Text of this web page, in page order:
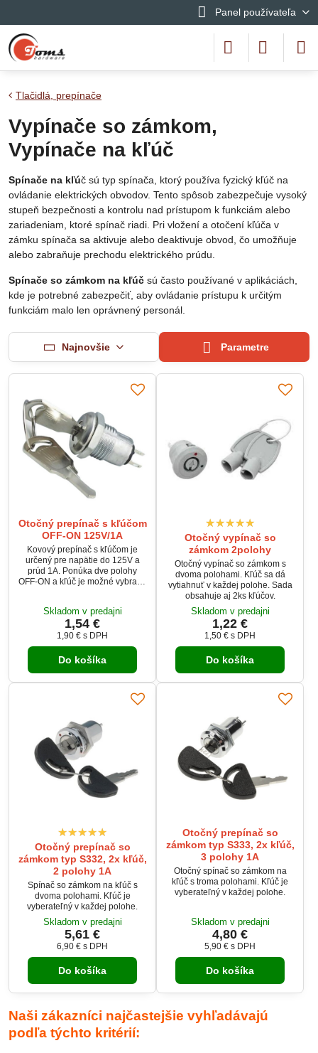
Panel používateľa
Tlačidlá, prepínače
Vypínače so zámkom,
Vypínače na kľúč
Spínače na kľúč sú typ spínača, ktorý používa fyzický kľúč na
ovládanie elektrických obvodov. Tento spôsob zabezpečuje vysoký
stupeň bezpečnosti a kontrolu nad prístupom k funkciám alebo
zariadeniam, ktoré spínač riadi. Pri vložení a otočení kľúča v
zámku spínača sa aktivuje alebo deaktivuje obvod, čo umožňuje
alebo zabraňuje prechodu elektrického prúdu.
Spínače so zámkom na kľúč sú často používané v aplikáciách,
kde je potrebné zabezpečiť, aby ovládanie prístupu k určitým
funkciám malo len oprávnený personál.
Najnovšie Parametre
Otočný prepínač s kľúčom
OFF-ON 125V/1A
Kovový prepínač s kľúčom je
určený pre napätie do 125V a
prúd 1A. Ponúka dve polohy
OFF-ON a kľúč je možné vybrať v
pre priemyselné a
zabezpečovacie aplikácie.
Jednoduchá inštalácia a
spoľahlivá prevádzka sú
samozrejmosťou.
Skladom v predajni
1,54 €
1,90 € s DPH
Do košíka
Otočný vypínač so
zámkom 2polohy
Otočný vypínač so zámkom s
dvoma polohami. Kľúč sa dá
vytiahnuť v každej polohe. Sada
obsahuje aj 2ks kľúčov.
Skladom v predajni
1,22 €
1,50 € s DPH
Do košíka
Otočný prepínač so
zámkom typ S332, 2x kľúč,
2 polohy 1A
Spínač so zámkom na kľúč s
dvoma polohami. Kľúč je
vyberateľný v každej polohe.
Skladom v predajni
5,61 €
6,90 € s DPH
Do košíka
Otočný prepínač so
zámkom typ S333, 2x kľúč,
3 polohy 1A
Otočný spínač so zámkom na
kľúč s troma polohami. Kľúč je
vyberateľný v každej polohe.
Skladom v predajni
4,80 €
5,90 € s DPH
Do košíka
Naši zákazníci najčastejšie vyhľadávajú
podľa týchto kritérií: